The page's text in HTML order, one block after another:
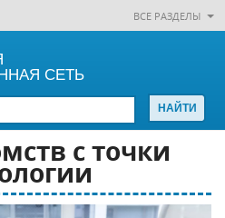
ВСЕ РАЗДЕЛЫ
СЕТЬ
с точки